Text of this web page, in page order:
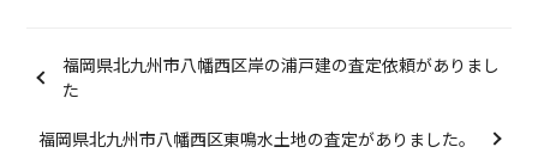
福岡県北九州市八幡西区岸の浦戸建の査定依頼がありまし
た
福岡県北九州市八幡西区東鳴水土地の査定がありました。